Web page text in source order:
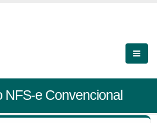
NFS-e Convencional